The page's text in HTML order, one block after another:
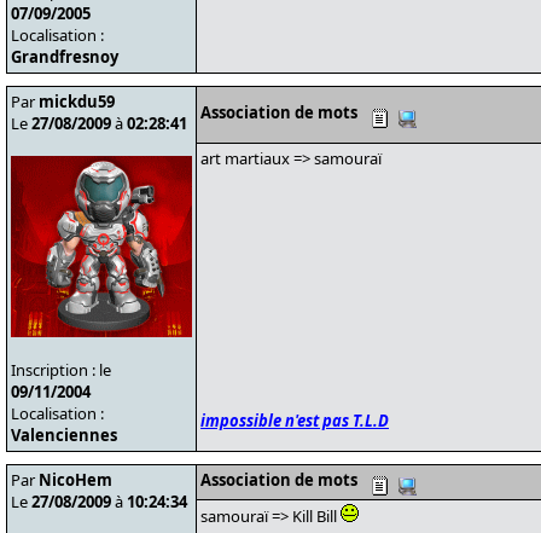
07/09/2005
Localisation :
Grandfresnoy
Par mickdu59
Le27/08/2009à02:28:41
Inscription : le
09/11/2004
Localisation :
Valenciennes
Association de mots
art martiaux => samouraï
impossible n'est pas T.L.D
Par NicoHem
Le27/08/2009à 10:24:34
Association de mots
samouraï => Kill Bill